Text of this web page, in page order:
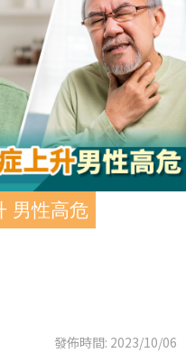
男性高危
發佈時間: 2023/10/06